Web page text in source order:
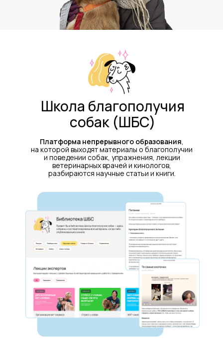
Поведение на прогулке
Платформа непрерывного образования,
на которой выходят материалы о благополучии
и поведении собак, упражнения, лекции
ветеринарных врачей и кинологов,
разбираются научные статьи и книги.
Школа благополучия
собак (ШБС)